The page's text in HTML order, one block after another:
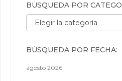
BÚSQUEDA POR
Búsqueda por categorías:
BÚSQUEDA POR FECHA:
agosto 2026